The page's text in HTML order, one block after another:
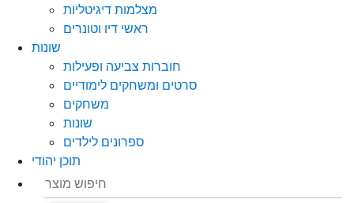
מצלמות דיגיטליות
ראשי דיו וטונרים
שונות
חוברות צביעה ופעילות
סרטים ומשחקים לימודיים
משחקים
שונות
ספרונים לילדים
תוכן יהודי